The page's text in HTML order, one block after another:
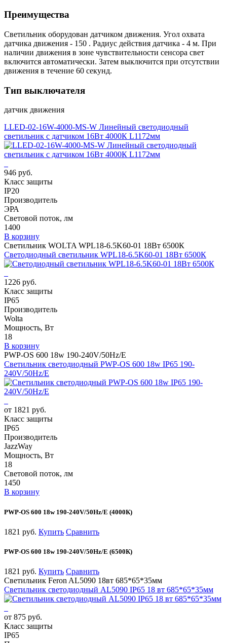
Преимущества
Светильник оборудован датчиком движения. Угол охвата
датчика движения - 150 . Радиус действия датчика - 4 м. При
наличии движения в зоне чувствительности сенсора свет
включится автоматически. Затем выключится при отсутствии
движения в течение 60 секунд.
Тип выключателя
датчик движения
LLED-02-16W-4000-MS-W Линейный светодиодный
светильник с датчиком 16Вт 4000К L1172мм
946 руб.
Класс защиты
IP20
Производитель
ЭРА
Световой поток, лм
1400
В корзину
Светильник WOLTA WPL18-6.5K60-01 18Вт 6500К
Светодиодный светильник WPL18-6.5K60-01 18Вт 6500К
1226 руб.
Класс защиты
IP65
Производитель
Wolta
Мощность, Вт
18
В корзину
PWP-OS 600 18w 190-240V/50Hz/E
Светильник светодиодный PWP-OS 600 18w IP65 190-
240V/50Hz/E
от 1821 руб.
Класс защиты
IP65
Производитель
JazzWay
Мощность, Вт
18
Световой поток, лм
1450
В корзину
PWP-OS 600 18w 190-240V/50Hz/E (4000К)
1821 руб. Купить Сравнить
PWP-OS 600 18w 190-240V/50Hz/E (6500К)
1821 руб. Купить Сравнить
Светильник Feron AL5090 18вт 685*65*35мм
Светильник светодиодный AL5090 IP65 18 вт 685*65*35мм
от 875 руб.
Класс защиты
IP65